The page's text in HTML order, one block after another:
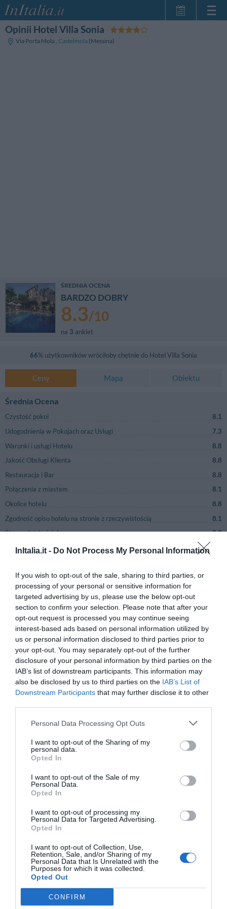
InItalia.it - Do Not Process My Personal Information
If you wish to opt-out of the sale, sharing to third parties, or
processing of your personal or sensitive information for
targeted advertising by us, please use the below opt-out
section to confirm your selection. Please note that after your
opt-out request is processed you may continue seeing
interest-based ads based on personal information utilized by
us or personal information disclosed to third parties prior to
your opt-out. You may separately opt-out of the further
disclosure of your personal information by third parties on the
IAB’s list of downstream participants. This information may
also be disclosed by us to third parties on the IAB’s List of
Downstream Participants that may further disclose it to other
Personal Data Processing Opt Outs
I want to opt-out of the Sharing of my
personal data.
Opted In
I want to opt-out of the Sale of my
Personal Data.
Opted In
I want to opt-out of processing my
Personal Data for Targeted Advertising.
Opted In
I want to opt-out of Collection, Use,
Retention, Sale, and/or Sharing of my
Personal Data that Is Unrelated with the
Purposes for which it was collected.
Opted Out
CONFIRM
Opinii Hotel Villa Sonia
Via Porta Mola , Castelmola (Messina)
ŚREDNIA OCENA
BARDZO DOBRY
8.3/10
na 3 ankiet
66% użytkowników wróciłoby chętnie do Hotel Villa Sonia
Ceny Mapa Obiektu
Średnia Ocena
Czystość pokoi
8.1
Udogodnienia w Pokojach oraz Usługi
7.3
Warunki i usługi Hotelu
8.8
Jakość Obsługi Klienta
8.8
Restauracja i Bar
8.8
Połączenia z miastem
8.1
Okolice hotelu
8.8
Zgodność opisu hotelu na stronie z rzeczywistością
8.1
Stosunek jakości do ceny
8.8
Ogólne zadowolenie
Poprzednie opinie Strona 1-1 Następne opinie
Maurizio
Włochy
Wrzesień 2014
Para o średniej wiekowej powyżej 35 roku
PRZYJEMNY
6 /10
Wróciłbyś do tego hotelu?
NIE WIEM
szczegóły
Francja
Sierpień 2012
Personnel disponible, et sympathique!
Jean-pierre
Luksemburg
Październik 2009
8.2
Wróciłbyś do tego hotelu?
TAK
Poprzednie opinie Strona 1-1